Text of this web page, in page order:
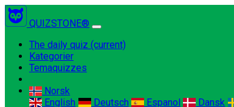
QUIZSTONE®
The daily quiz (current)
Kategorier
Temaquizzes
Norsk
English
Deutsch Espanol Dansk